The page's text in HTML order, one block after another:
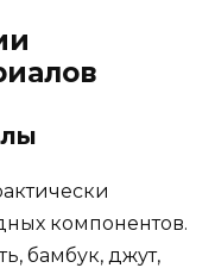
компонентов.
бамбук, джут,